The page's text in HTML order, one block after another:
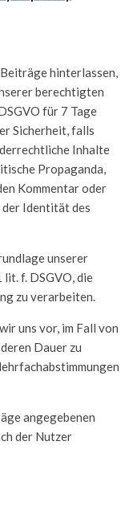
hinterlassen,
berechtigten
für 7 Tage
Sicherheit, falls
Inhalte
Propaganda,
Kommentar oder
der Identität des
unserer
f. DSGVO, die
zu verarbeiten.
uns vor, im Fall von
Dauer zu
angegebenen
der Nutzer